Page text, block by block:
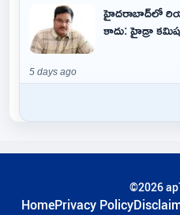
హైదరాబాద్‌లో రియల్
కాదు: హైడ్రా
5 days ago
©2026
HomePrivacy Policy